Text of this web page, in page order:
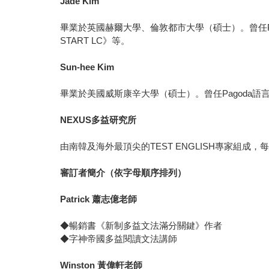
畢業於英國赫爾大學、倫敦都市大學（碩士）。曾
START LC》等。
Sun-hee Kim
畢業於美國威斯康辛大學（碩士）。曾任Pagoda語
NEXUS多益研究所
由南韓及海外最頂尖的TEST ENGLISH專家組成，
審訂者簡介（依字母順序排列）
Patrick蕭志億老師
◆暢銷書《新制多益文法滿分關鍵》作者
◆字神帝國多益閱讀文法講師
Winston黃偉軒老師